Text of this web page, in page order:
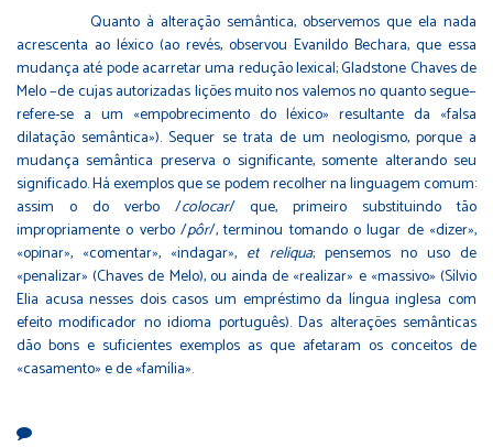
Quanto à alteração semântica, observemos que ela nada
acrescenta ao léxico (ao revés, observou Evanildo Bechara, que essa
mudança até pode acarretar uma redução lexical; Gladstone Chaves de
Melo −de cujas autorizadas lições muito nos valemos no quanto segue−
refere-se a um «empobrecimento do léxico» resultante da «falsa
dilatação semântica»). Sequer se trata de um neologismo, porque a
mudança semântica preserva o significante, somente alterando seu
significado. Há exemplos que se podem recolher na linguagem comum:
assim o do verbo /colocar/ que, primeiro substituindo tão
impropriamente o verbo /pôr/, terminou tomando o lugar de «dizer»,
«opinar», «comentar», «indagar», et reliqua; pensemos no uso de
«penalizar» (Chaves de Melo), ou ainda de «realizar» e «massivo» (Sílvio
Elia acusa nesses dois casos um empréstimo da língua inglesa com
efeito modificador no idioma português). Das alterações semânticas
dão bons e suficientes exemplos as que afetaram os conceitos de
«casamento» e de «família».